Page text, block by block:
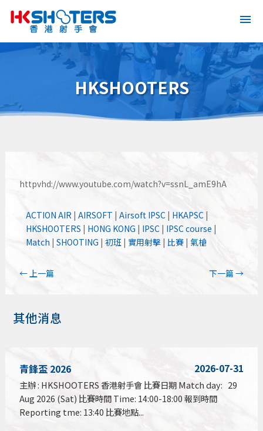
HKSHOOTERS
httpvhd://www.youtube.com/watch?v=ssnL_amE9hA
ACTION AIR |AIRSOFT |Airsoft IPSC | HKAPSC |
HKSHOOTERS | HONG KONG | IPSC | IPSC course |
Match |SHOOTING |初班 | 實用射擊 | 比賽 |氣槍
←上一篇 下一篇→
其他消息
青鋒盃 2026 2026-07-31
主辦 : HKSHOOTERS 香港射手會 比賽日期 Match day: 29
Aug 2026 (Sat) 比賽時間 Time: 14:00-18:00 報到時間
Reporting tme: 13:40 比賽地點...